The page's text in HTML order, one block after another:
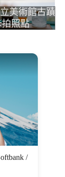
美術館古蹟
照點